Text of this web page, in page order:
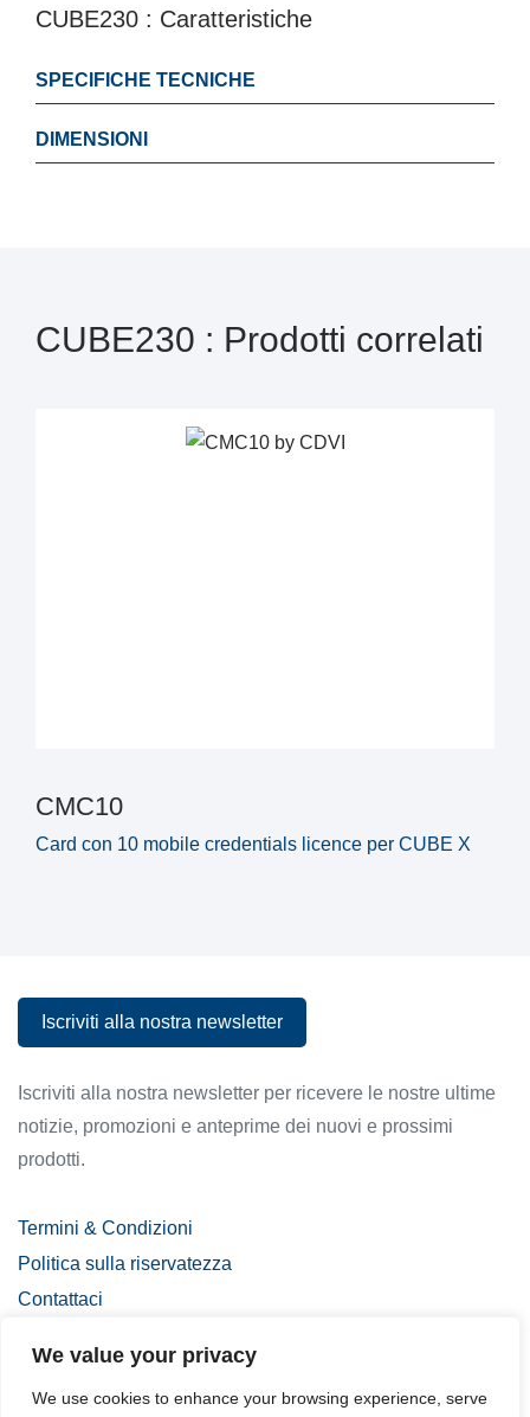
We value your privacy
We use cookies to enhance your browsing experience, serve
CUBE230 : Caratteristiche
SPECIFICHE TECNICHE
DIMENSIONI
CUBE230 : Prodotti correlati
CMC10
Card con 10 mobile credentials licence per CUBE X
Iscriviti alla nostra newsletter
Iscriviti alla nostra newsletter per ricevere le nostre ultime
notizie, promozioni e anteprime dei nuovi e prossimi
prodotti.
Termini & Condizioni
Politica sulla riservatezza
Contattaci